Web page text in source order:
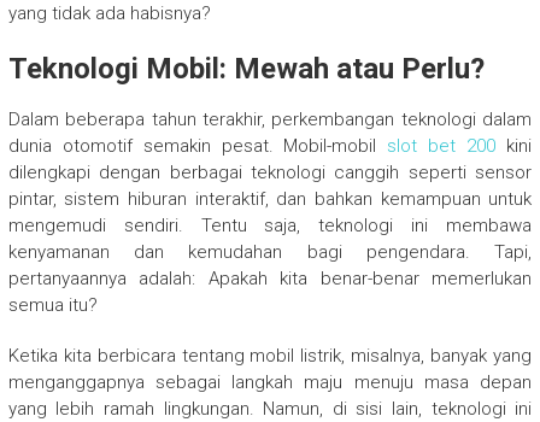
yang tidak ada habisnya?
Teknologi Mobil: Mewah atau Perlu?
Dalam beberapa tahun terakhir, perkembangan teknologi dalam
dunia otomotif semakin pesat. Mobil-mobil slot bet 200 kini
dilengkapi dengan berbagai teknologi canggih seperti sensor
pintar, sistem hiburan interaktif, dan bahkan kemampuan untuk
mengemudi sendiri. Tentu saja, teknologi ini membawa
kenyamanan dan kemudahan bagi pengendara. Tapi,
pertanyaannya adalah: Apakah kita benar-benar memerlukan
semua itu?
Ketika kita berbicara tentang mobil listrik, misalnya, banyak yang
menganggapnya sebagai langkah maju menuju masa depan
yang lebih ramah lingkungan. Namun, di sisi lain, teknologi ini